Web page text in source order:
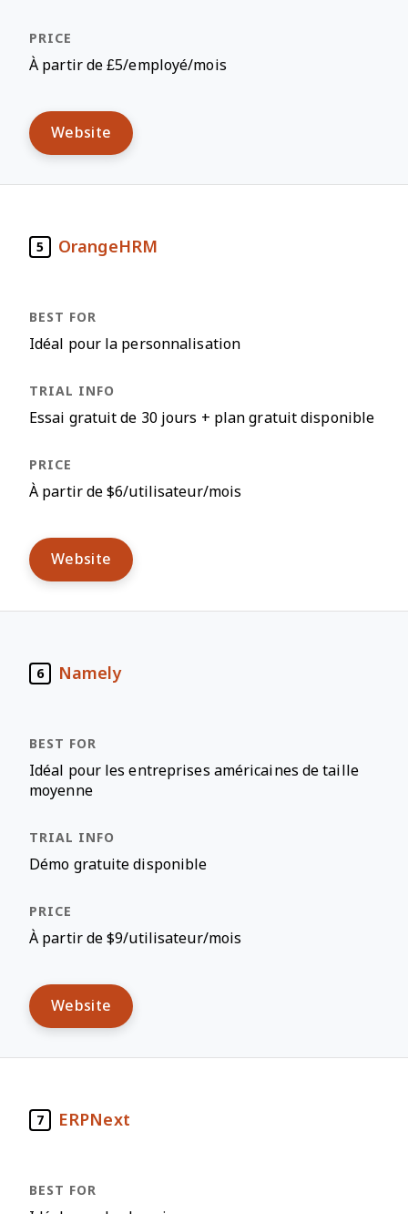
À partir de £5/employé/mois
Website
5 OrangeHRM
Idéal pour la personnalisation
Essai gratuit de 30 jours + plan gratuit disponible
À partir de $6/utilisateur/mois
Website
6 Namely
Idéal pour les entreprises américaines de taille
moyenne
Démo gratuite disponible
À partir de $9/utilisateur/mois
Website
7 ERPNext